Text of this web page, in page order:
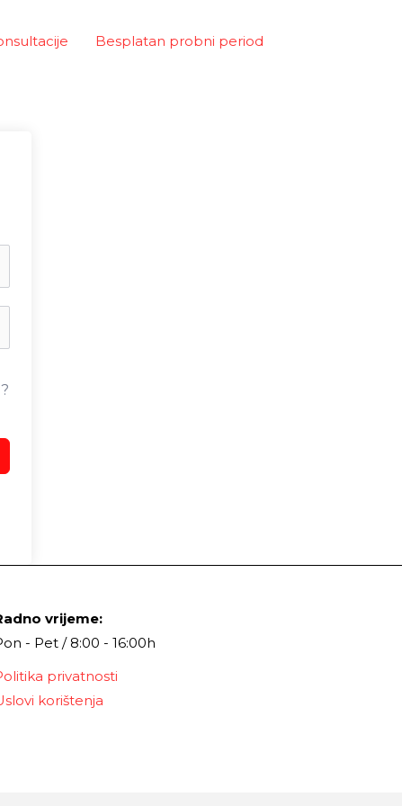
Besplatan probni period
vrijeme:
- Pet / 8:00 - 16:00h
privatnosti
korištenja